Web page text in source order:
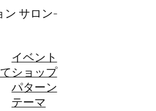
ン サロン-
イベント
ショップ
パターン
テーマ